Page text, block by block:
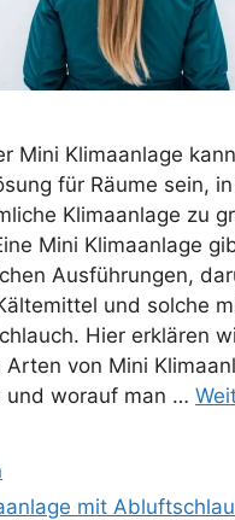
Mini Klimaanlage
für Räume sein,
Klimaanlage zu
Mini Klimaanlage
Ausführungen,
und solche
Hier erklären
von Mini
und worauf man …
mit